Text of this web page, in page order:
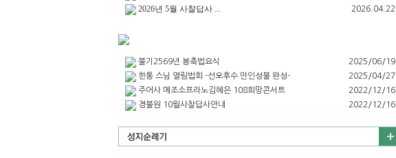
2026년 5월 사찰답사 ... 2026.04.22
불기2569년 봉축법요식
2025/06/19
한통 스님 열림법회 -선오후수 만인성불 완성-
2025/04/27
주어사 메조소프라노김혜은 108희망콘서트
2022/12/16
경불원 10월사찰답사안내
2022/12/16